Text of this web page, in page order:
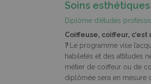
Soins esthétiques
Diplôme d’études
Coiffeuse, coiffeur,
? Le programme vise
habiletés et des attitudes
métier de coiffeur ou de
diplômée sera en mesure